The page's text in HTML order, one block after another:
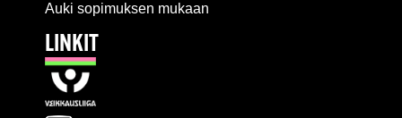
Auki sopimuksen mukaan
LINKIT